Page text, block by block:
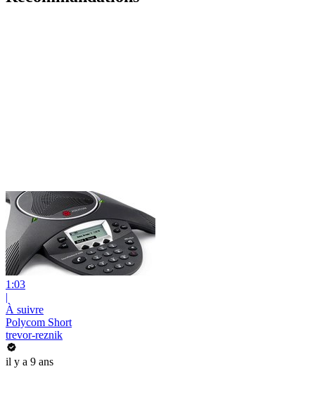
1:03
|
À suivre
Polycom Short
trevor-reznik
il y a 9 ans